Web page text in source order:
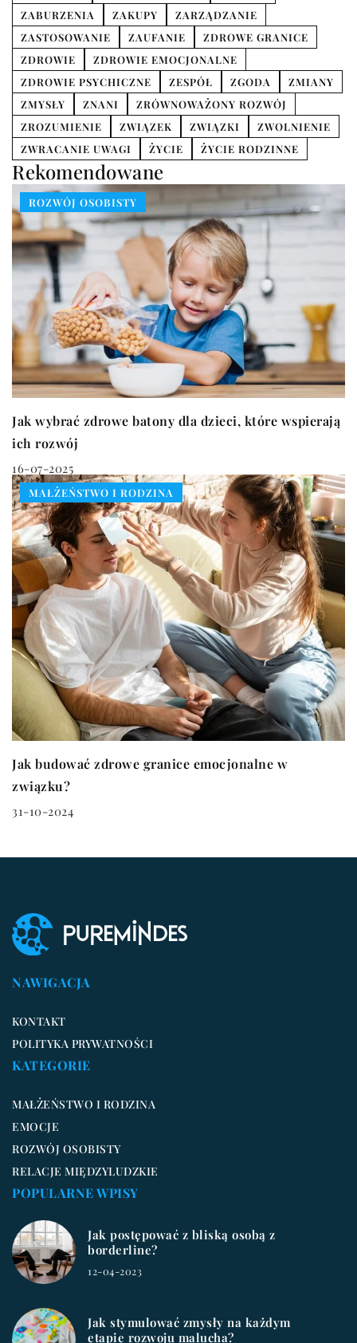
ZABURZENIA
ZAKUPY
ZARZĄDZANIE
ZASTOSOWANIE
ZAUFANIE
ZDROWE GRANICE
ZDROWIE
ZDROWIE EMOCJONALNE
ZDROWIE PSYCHICZNE
ZESPÓŁ ZGODA
ZMIANY
ZMYSŁY
ZNANI
ZRÓWNOWAŻONY ROZWÓJ
ZROZUMIENIE
ZWIĄZEK ZWIĄZKI
ZWOLNIENIE
ZWRACANIE UWAGI
ŻYCIE ŻYCIE RODZINNE
Rekomendowane
ROZWÓJ OSOBISTY
Jak wybrać zdrowe batony dla dzieci, które wspierają
ich rozwój
16-07-2025
MAŁŻEŃSTWO I RODZINA
Jak budować zdrowe granice emocjonalne w
związku?
31-10-2024
NAWIGACJA
KONTAKT
POLITYKA PRYWATNOŚCI
KATEGORIE
MAŁŻEŃSTWO I RODZINA
EMOCJE
ROZWÓJ OSOBISTY
RELACJE MIĘDZYLUDZKIE
POPULARNE WPISY
Jak postępować z bliską osobą z
borderline?
12-04-2023
Jak stymulować zmysły na każdym
etapie rozwoju malucha?